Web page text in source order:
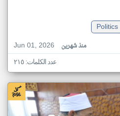
Politics
Jun 01, 2026
منذ شهرين
عدد الكلمات: ٢١٥